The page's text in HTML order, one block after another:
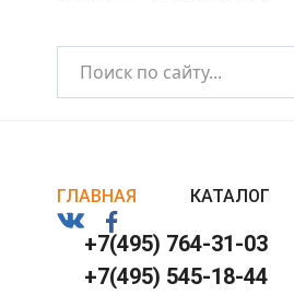
ГЛАВНАЯ КАТАЛОГ
+7(495) 764-31-03
+7(495) 545-18-44